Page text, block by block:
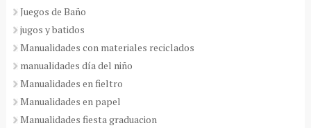
Juegos de Baño
jugos y batidos
Manualidades con materiales reciclados
manualidades día del niño
Manualidades en fieltro
Manualidades en papel
Manualidades fiesta graduacion